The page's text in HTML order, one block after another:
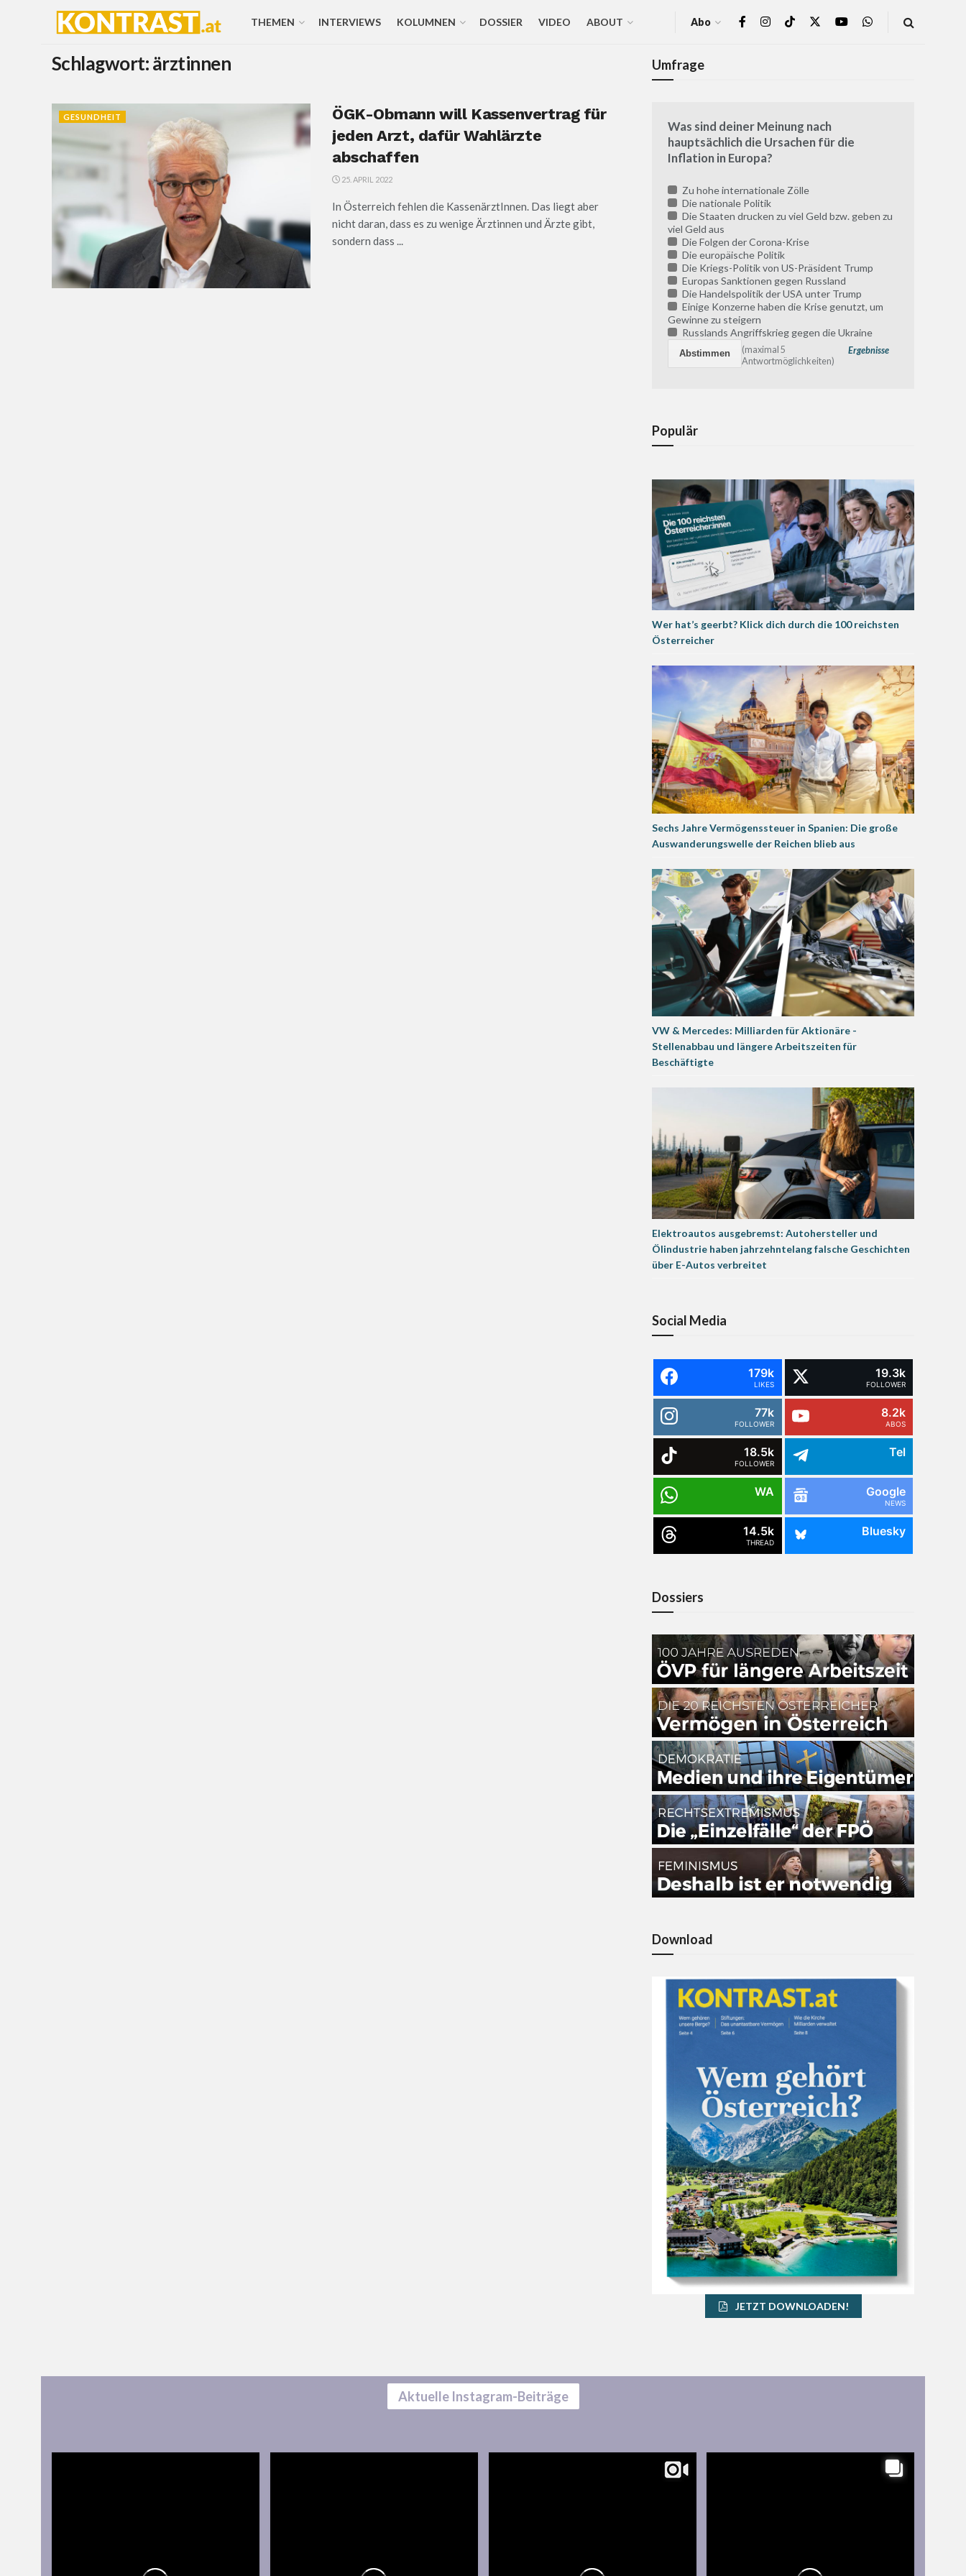
THEMEN INTERVIEWS KOLUMNEN DOSSIER VIDEO ABOUT Abo
Schlagwort:ärztinnen
GESUNDHEIT
ÖGK-Obmann will Kassenvertrag für
jeden Arzt, dafür Wahlärzte
abschaffen
25. APRIL 2022
In Österreich fehlen die KassenärztInnen. Das liegt aber
nicht daran, dass es zu wenige Ärztinnen und Ärzte gibt,
sondern dass ...
Umfrage
Was sind deiner Meinung nach
hauptsächlich die Ursachen für die
Inflation in Europa?
Zu hohe internationale Zölle
Die nationale Politik
Die Staaten drucken zu viel Geld bzw. geben zu
viel Geld aus
Die Folgen der Corona-Krise
Die europäische Politik
Die Kriegs-Politik von US-Präsident Trump
Europas Sanktionen gegen Russland
Die Handelspolitik der USA unter Trump
Einige Konzerne haben die Krise genutzt, um
Gewinne zu steigern
Russlands Angriffskrieg gegen die Ukraine
Ergebnisse
(maximal 5
Antwortmöglichkeiten)
Populär
Wer hat’s geerbt? Klick dich durch die 100 reichsten
Österreicher
Sechs Jahre Vermögenssteuer in Spanien: Die große
Auswanderungswelle der Reichen blieb aus
VW & Mercedes: Milliarden für Aktionäre -
Stellenabbau und längere Arbeitszeiten für
Beschäftigte
Elektroautos ausgebremst: Autohersteller und
Ölindustrie haben jahrzehntelang falsche Geschichten
über E-Autos verbreitet
Social Media
179k
LIKES
19.3k
FOLLOWER
77k
FOLLOWER
8.2k
ABOS
18.5k
FOLLOWER
Tel
WA Google
NEWS
14.5k
THREAD
Bluesky
Dossiers
Download
JETZT DOWNLOADEN!
Aktuelle Instagram-Beiträge